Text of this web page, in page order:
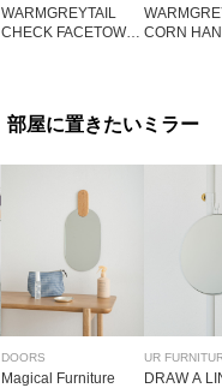
WARMGREYTAIL
CHECK FACETOWE CORN
部屋に置きたいミラー
DOORS
Magical Furniture
UR
DRAW A